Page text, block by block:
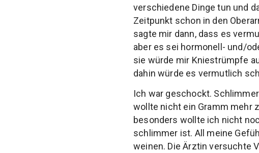
verschiedene Dinge tun und
Zeitpunkt schon in den
sagte mir dann, dass es
aber es sei hormonell- und/
sie würde mir Kniestrümpfe
dahin würde es vermutlich
Ich war geschockt.
wollte nicht ein Gramm mehr
besonders wollte ich nicht
schlimmer ist. All meine
weinen. Die Ärztin versuchte